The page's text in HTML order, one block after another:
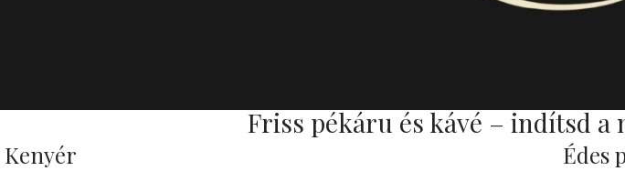
Friss pékáru és kávé – indítsd a
Kenyér Édes